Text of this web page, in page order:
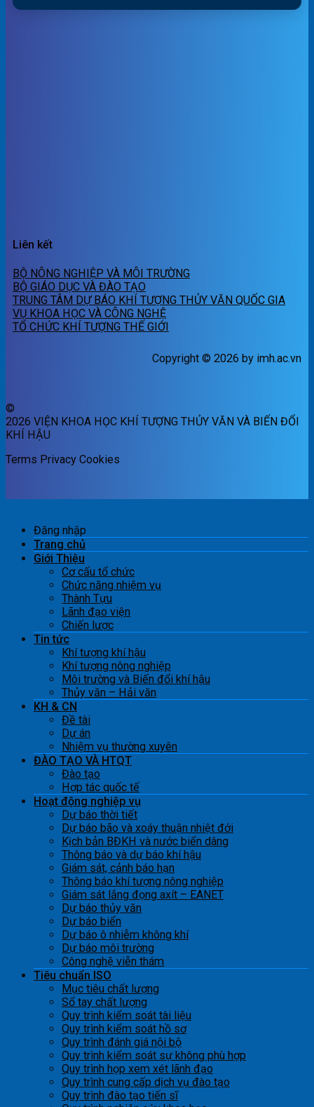
Liên kết
BỘ NÔNG NGHIỆP VÀ MÔI TRƯỜNG
BỘ GIÁO DỤC VÀ ĐÀO TẠO
TRUNG TÂM DỰ BÁO KHÍ TƯỢNG THỦY VĂN QUỐC GIA
VỤ KHOA HỌC VÀ CÔNG NGHỆ
TỔ CHỨC KHÍ TƯỢNG THẾ GIỚI
Copyright © 2026 by imh.ac.vn
©
2026 VIỆN KHOA HỌC KHÍ TƯỢNG THỦY VĂN VÀ BIẾN ĐỔI
KHÍ HẬU
Terms Privacy Cookies
Đăng nhập
Trang chủ
Giới Thiệu
Cơ cấu tổ chức
Chức năng nhiệm vụ
Thành Tựu
Lãnh đạo viện
Chiến lược
Tin tức
Khí tượng khí hậu
Khí tượng nông nghiệp
Môi trường và Biến đổi khí hậu
Thủy văn – Hải văn
KH & CN
Đề tài
Dự án
Nhiệm vụ thường xuyên
ĐÀO TẠO VÀ HTQT
Đào tạo
Hợp tác quốc tế
Hoạt động nghiệp vụ
Dự báo thời tiết
Dự báo bão và xoáy thuận nhiệt đới
Kịch bản BĐKH và nước biển dâng
Thông báo và dự báo khí hậu
Giám sát, cảnh báo hạn
Thông báo khí tượng nông nghiệp
Giám sát lắng đọng axít – EANET
Dự báo thủy văn
Dự báo biển
Dự báo ô nhiễm không khí
Dự báo môi trường
Công nghệ viễn thám
Tiêu chuẩn ISO
Mục tiêu chất lượng
Sổ tay chất lượng
Quy trình kiểm soát tài liệu
Quy trình kiểm soát hồ sơ
Quy trình đánh giá nội bộ
Quy trình kiểm soát sự không phù hợp
Quy trình họp xem xét lãnh đạo
Quy trình cung cấp dịch vụ đào tạo
Quy trình đào tạo tiến sĩ